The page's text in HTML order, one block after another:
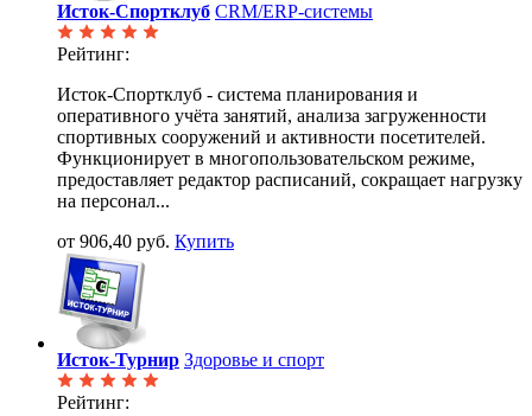
Исток-Спортклуб CRM/ERP-системы
Рейтинг:
Исток-Спортклуб - система планирования и
оперативного учёта занятий, анализа загруженности
спортивных сооружений и активности посетителей.
Функционирует в многопользовательском режиме,
предоставляет редактор расписаний, сокращает нагрузку
на персонал...
от 906,40 руб. Купить
Исток-Турнир Здоровье и спорт
Рейтинг: